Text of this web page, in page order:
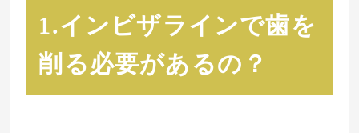
1.インビザラインで歯を
削る必要があるの？